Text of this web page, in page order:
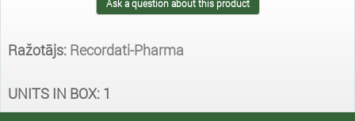
Ask a question about this product
Ražotājs: Recordati-Pharma
UNITS IN BOX: 1